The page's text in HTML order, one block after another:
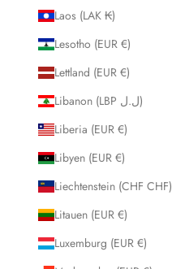
Laos (LAK ₭)
Lesotho (EUR €)
Lettland (EUR €)
Libanon (LBP ل.ل)
Liberia (EUR €)
Libyen (EUR €)
Liechtenstein (CHF CHF)
Litauen (EUR €)
Luxemburg (EUR €)